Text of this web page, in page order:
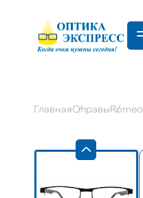
ГлавнаяОправыRomeo